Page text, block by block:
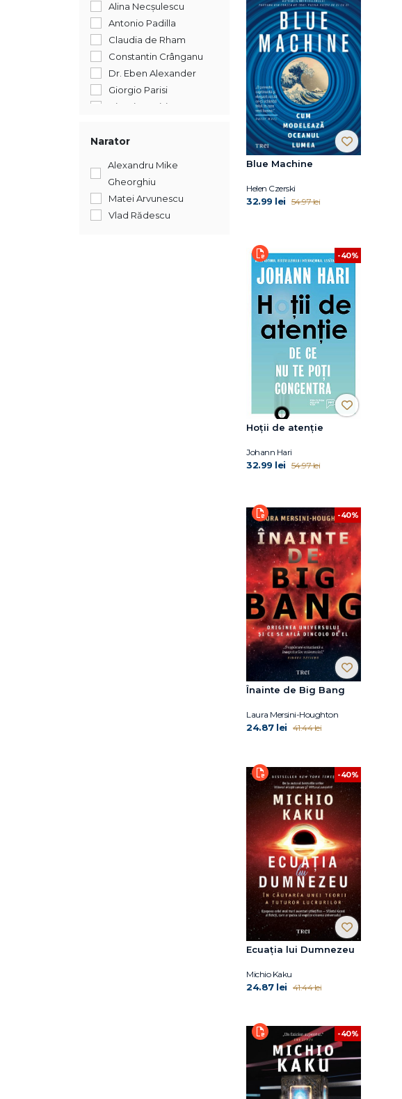
Alina Necșulescu
Antonio Padilla
Claudia de Rham
Constantin Crânganu
Dr. Eben Alexander
Giorgio Parisi
Giorgio Parisi
Henry Gee
Juan Luis Arsuaga
Narator
Alexandru Mike
Gheorghiu
Matei Arvunescu
Vlad Rădescu
Blue Machine
Helen Czerski
32.99 lei 54.97 lei
-40%
Hoții de atenție
Johann Hari
32.99 lei 54.97 lei
-40%
Înainte de Big Bang
Laura Mersini-Houghton
24.87 lei 41.44 lei
-40%
Ecuația lui Dumnezeu
Michio Kaku
24.87 lei 41.44 lei
-40%